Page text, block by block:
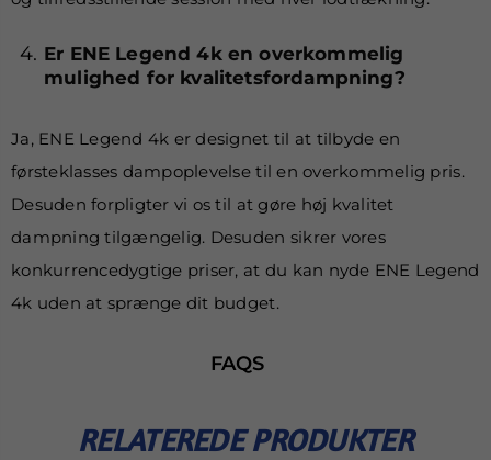
Er ENE Legend 4k en overkommelig
mulighed for kvalitetsfordampning?
Ja, ENE Legend 4k er designet til at tilbyde en
førsteklasses dampoplevelse til en overkommelig pris.
Desuden forpligter vi os til at gøre høj kvalitet
dampning tilgængelig. Desuden sikrer vores
konkurrencedygtige priser, at du kan nyde ENE Legend
4k uden at sprænge dit budget.
FAQS
RELATEREDE PRODUKTER